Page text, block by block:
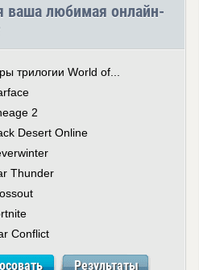
ваша любимая онлайн-
трилогии World of...
2
Desert Online
Thunder
Conflict